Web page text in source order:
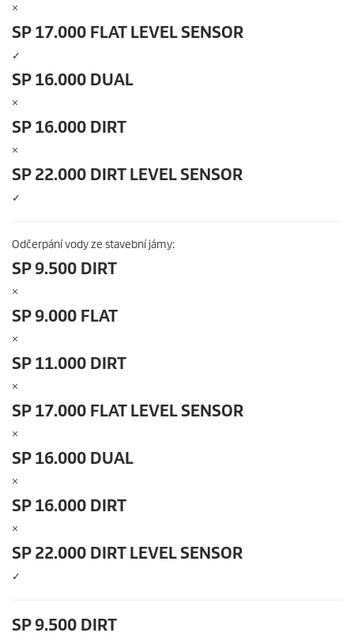
×
SP 17.000 FLAT LEVEL SENSOR
✓
SP 16.000 DUAL
×
SP 16.000 DIRT
×
SP 22.000 DIRT LEVEL SENSOR
✓
Odčerpání vody ze stavební jámy:
SP 9.500 DIRT
×
SP 9.000 FLAT
×
SP 11.000 DIRT
×
SP 17.000 FLAT LEVEL SENSOR
×
SP 16.000 DUAL
×
SP 16.000 DIRT
×
SP 22.000 DIRT LEVEL SENSOR
✓
SP 9.500 DIRT